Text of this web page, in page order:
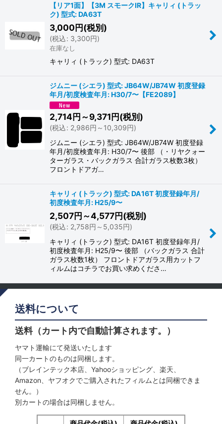
【リア1面】【3M スモークIR】キャリィ (トラッ
ク) 型式: DA63T
3,000円(税別)
(税込: 3,300円)
在庫なし
キャリィ (トラック) 型式: DA63T
ジムニー (シエラ) 型式: JB64W/JB74W 初度登録
年月/初度検査年月: H30/7〜【FE2089】
2,714円～9,371円(税別)
(税込: 2,986円 ～10,309円)
ジムニー (シエラ) 型式: JB64W/JB74W 初度登録
年月/初度検査年月: H30/7〜 後部 （・リヤクォー
ターガラス・バックガラス 合計ガラス枚数3枚）
フロントドアガ…
キャリィ (トラック) 型式: DA16T 初度登録年月/
初度検査年月: H25/9〜
2,507円～4,577円(税別)
(税込: 2,758円 ～5,035円)
キャリィ (トラック) 型式: DA16T 初度登録年月/
初度検査年月: H25/9〜 後部 （バックガラス 合計
ガラス枚数1枚） フロントドアガラス用カットフ
ィルムはコチラでお買い求めくださ…
送料について
送料（カート内で自動計算されます。）
ヤマト運輸にて発送いたします
同一カートのものは同梱します。
（ブレインテック本店、Yahooショッピング、楽天、
Amazon、ヤフオクでご購入されたフィルムとは同梱できま
せん。）
別カートの場合は同梱しません。